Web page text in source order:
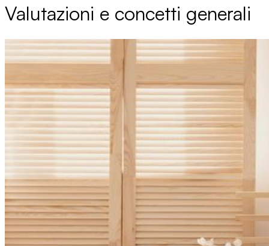
Valutazioni e concetti generali